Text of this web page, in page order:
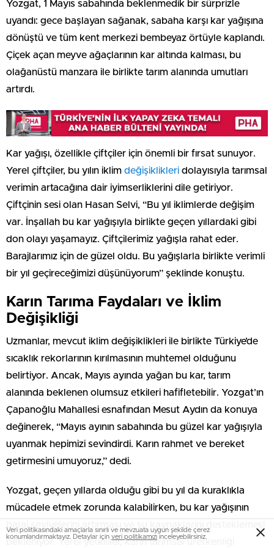
Yozgat, 1 Mayıs sabahında beklenmedik bir sürprizle
uyandı: gece başlayan sağanak, sabaha karşı kar yağışına
dönüştü ve tüm kent merkezi bembeyaz örtüyle kaplandı.
Çiçek açan meyve ağaçlarının kar altında kalması, bu
olağanüstü manzara ile birlikte tarım alanında umutları
artırdı.
Kar yağışı, özellikle çiftçiler için önemli bir fırsat sunuyor.
Yerel çiftçiler, bu yılın iklim değişiklikleri dolayısıyla tarımsal
verimin artacağına dair iyimserliklerini dile getiriyor.
Çiftçinin sesi olan Hasan Selvi, “Bu yıl iklimlerde değişim
var. İnşallah bu kar yağışıyla birlikte geçen yıllardaki gibi
don olayı yaşamayız. Çiftçilerimiz yağışla rahat eder.
Barajlarımız için de güzel oldu. Bu yağışlarla birlikte verimli
bir yıl geçireceğimizi düşünüyorum” şeklinde konuştu.
Karın Tarıma Faydaları ve İklim
Değişikliği
Uzmanlar, mevcut iklim değişiklikleri ile birlikte Türkiye’de
sıcaklık rekorlarının kırılmasının muhtemel olduğunu
belirtiyor. Ancak, Mayıs ayında yağan bu kar, tarım
alanında beklenen olumsuz etkileri hafifletebilir. Yozgat’ın
Çapanoğlu Mahallesi esnafından Mesut Aydın da konuya
değinerek, “Mayıs ayının sabahında bu güzel kar yağışıyla
uyanmak hepimizi sevindirdi. Karın rahmet ve bereket
getirmesini umuyoruz,” dedi.
Yozgat, geçen yıllarda olduğu gibi bu yıl da kuraklıkla
mücadele etmek zorunda kalabilirken, bu kar yağışının
baraj seviyelerini artırması ve su kaynaklarını desteklemesi
bekleniyor. Yerel yetkililer, karın tarımsal üretkenliği
Veri politikasındaki amaçlarla sınırlı ve mevzuata uygun şekilde çerez
konumlandırmaktayız. Detaylar için veri politikamızı inceleyebilirsiniz.